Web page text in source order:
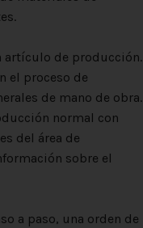
componentes.
artículo de producción.
el proceso de
de mano de obra.
normal con
del área de
sobre el
producción).
a paso, una orden de